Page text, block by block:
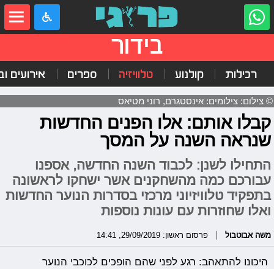
בידור
רכילות קולנוע טלוויזיה ספרים אירועים
© צילום: צילומים: אינסטגרם, רוני מטיאס
קבלו אותם: אלו הפנים החדשות
שנראה השנה על המסך
התחילו לשנן: לכבוד השנה החדשה, אספנו
עבורכם כמה מהשחקנים אשר ישחקו לראשונה
בתפקיד טלוויזיוני מרכזי בסדרות הנוער החדשות
ואלו שחוזרות עם עונות נוספות
משה אבוטבול פרסום ראשון: 29/09/2019, 14:41
היכונו להתאהב: רגע לפני שהם הופכים לכוכבי הנוער